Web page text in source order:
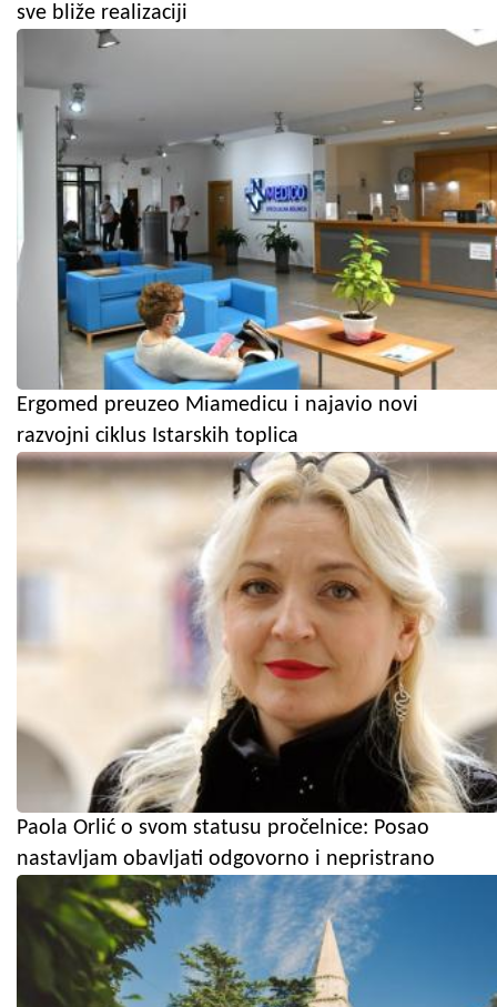
sve bliže realizaciji
Ergomed preuzeo Miamedicu i najavio novi
razvojni ciklus Istarskih toplica
Paola Orlić o svom statusu pročelnice: Posao
nastavljam obavljati odgovorno i nepristrano